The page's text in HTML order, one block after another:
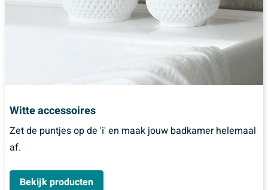
Witte accessoires
Zet de puntjes op de 'i' en maak jouw badkamer helemaal
af.
Bekijk producten